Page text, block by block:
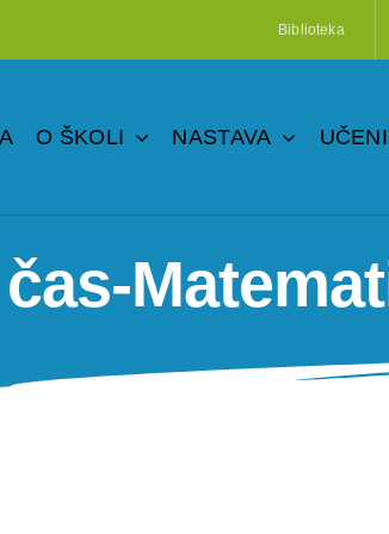
Biblioteka
O ŠKOLI NASTAVA